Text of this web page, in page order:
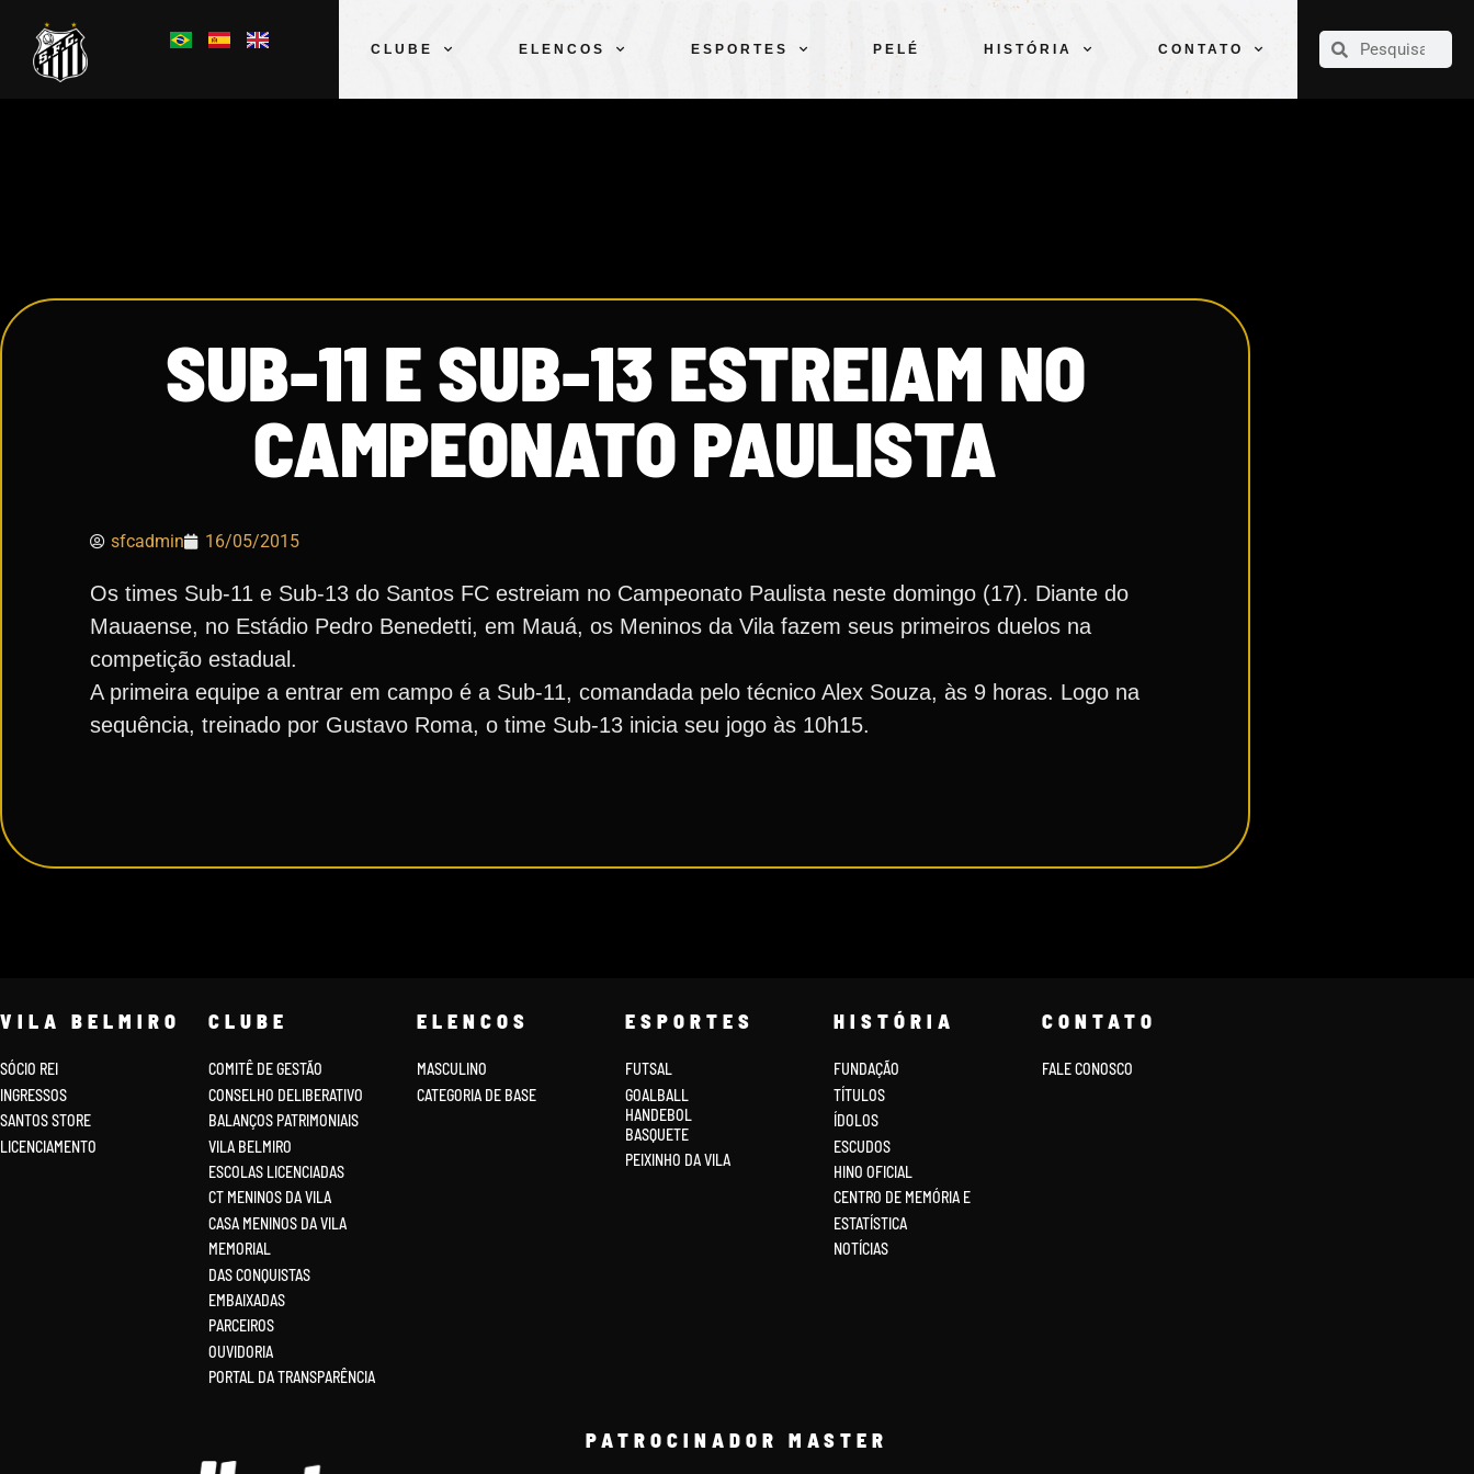
CLUBE ELENCOS ESPORTES PELÉ HISTÓRIA CONTATO
CLUBE
SUB-11 E SUB-13 ESTREIAM NO
CAMPEONATO PAULISTA
sfcadmin 16/05/2015
Os times Sub-11 e Sub-13 do Santos FC estreiam no Campeonato Paulista neste domingo (17). Diante do
Mauaense, no Estádio Pedro Benedetti, em Mauá, os Meninos da Vila fazem seus primeiros duelos na
competição estadual.
A primeira equipe a entrar em campo é a Sub-11, comandada pelo técnico Alex Souza, às 9 horas. Logo na
sequência, treinado por Gustavo Roma, o time Sub-13 inicia seu jogo às 10h15.
VILA BELMIRO
SÓCIO REI
INGRESSOS
SANTOS STORE
LICENCIAMENTO
CLUBE
COMITÊ DE GESTÃO
CONSELHO DELIBERATIVO
BALANÇOS PATRIMONIAIS
VILA BELMIRO
ESCOLAS LICENCIADAS
CT MENINOS DA VILA
CASA MENINOS DA VILA
MEMORIAL
DAS CONQUISTAS
EMBAIXADAS
PARCEIROS
OUVIDORIA
PORTAL DA TRANSPARÊNCIA
ELENCOS
MASCULINO
CATEGORIA DE BASE
ESPORTES
FUTSAL
GOALBALL
HANDEBOL
BASQUETE
PEIXINHO DA VILA
HISTÓRIA
FUNDAÇÃO
TÍTULOS
ÍDOLOS
ESCUDOS
HINO OFICIAL
CENTRO DE MEMÓRIA E
ESTATÍSTICA
NOTÍCIAS
CONTATO
FALE CONOSCO
PATROCINADOR MASTER